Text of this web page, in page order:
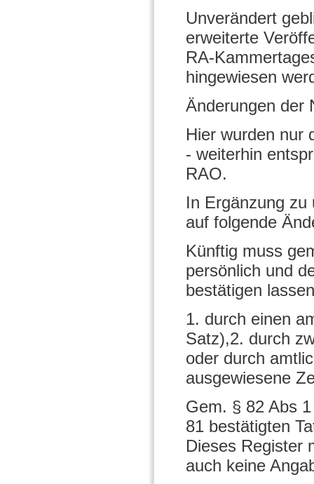
Unverändert
erweiterte
RA-
hingewiesen
Änderungen der
Hier wurden nur
- weiterhin
RAO.
In Ergänzung
auf folgende
Künftig muss
persönlich und
bestätigen
1. durch einen
Satz),2. durch
oder durch
ausgewiesene
Gem. § 82 Abs
81 bestätigten
Dieses Register
auch keine